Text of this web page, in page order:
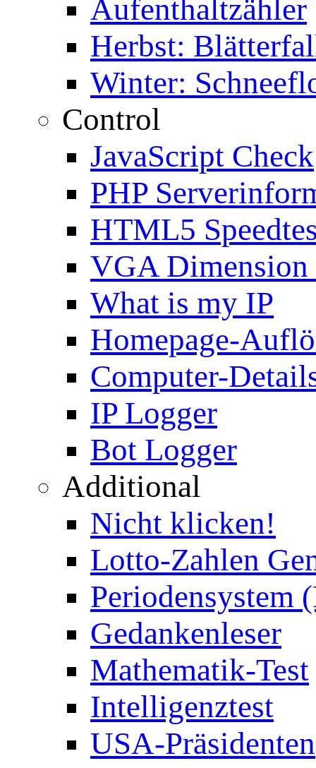
Aufenthaltzähler
Herbst:
Winter:
Control
JavaScript Check
PHP
HTML5
VGA Dimension
What is my IP
Homepage-
Computer-
IP Logger
Bot Logger
Additional
Nicht klicken!
Lotto-Zahlen
Periodensystem
Gedankenleser
Mathematik-Test
Intelligenztest
USA-Präsidenten